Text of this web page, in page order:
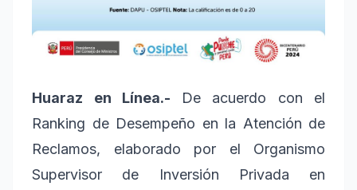
Huaraz en Línea.-
De acuerdo con el
Ranking de Desempeño en la Atención de
Reclamos, elaborado por el Organismo
Supervisor de Inversión Privada en